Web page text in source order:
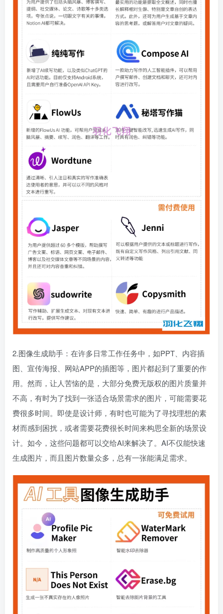
2.图像生成助手：在许多日常工作任务中，如PPT、内容插
图、宣传海报、网站APP的插图等，图片都起到了重要的作
用。然而，让人苦恼的是，大部分免费无版权的图片质量并
不高，有时为了找到一张适合场景需求的图片，可能需要花
费很多时间。即使是设计师，有时也可能为了寻找理想的素
材而感到困扰，或者需要花费很长时间来构思全新的场景设
计。如今，这些问题都可以交给AI来解决了。AI不仅能快速
生成图片，而且图片数量众多，总有一张能满足需求。